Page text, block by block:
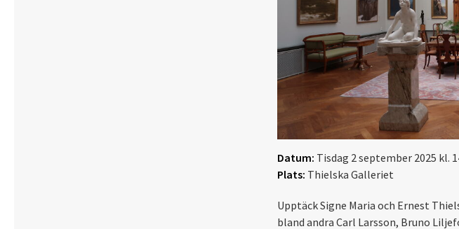
Datum: Tisdag 2 september 2025 kl.
Plats: Thielska Galleriet
Upptäck Signe Maria och Ernest
bland andra Carl Larsson, Bruno